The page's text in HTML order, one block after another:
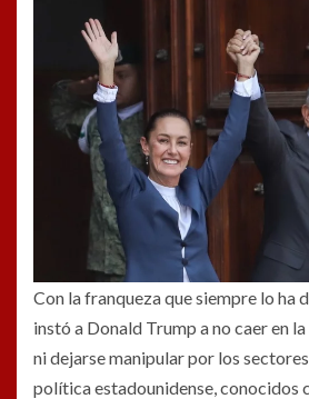
Con la franqueza que siempre lo ha
instó a Donald Trump a no caer en
ni dejarse manipular por los
política estadounidense, conocidos